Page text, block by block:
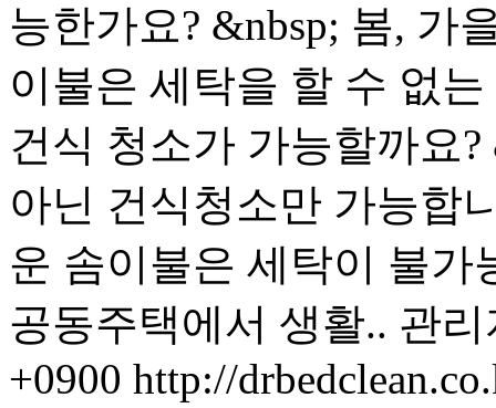
능한가요? &nbsp; 봄, 가
이불은 세탁을 할 수 없
건식 청소가 가능할까요
아닌 건식청소만 가능합
운 솜이불은 세탁이 불가
공동주택에서 생활.. 관리
+0900 http://